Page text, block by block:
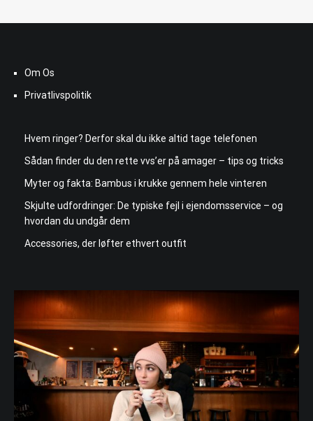
Om Os
Privatlivspolitik
Hvem ringer? Derfor skal du ikke altid tage telefonen
Sådan finder du den rette vvs’er på amager – tips og tricks
Myter og fakta: Bambus i krukke gennem hele vinteren
Skjulte udfordringer: De typiske fejl i ejendomsservice – og
hvordan du undgår dem
Accessories, der løfter ethvert outfit